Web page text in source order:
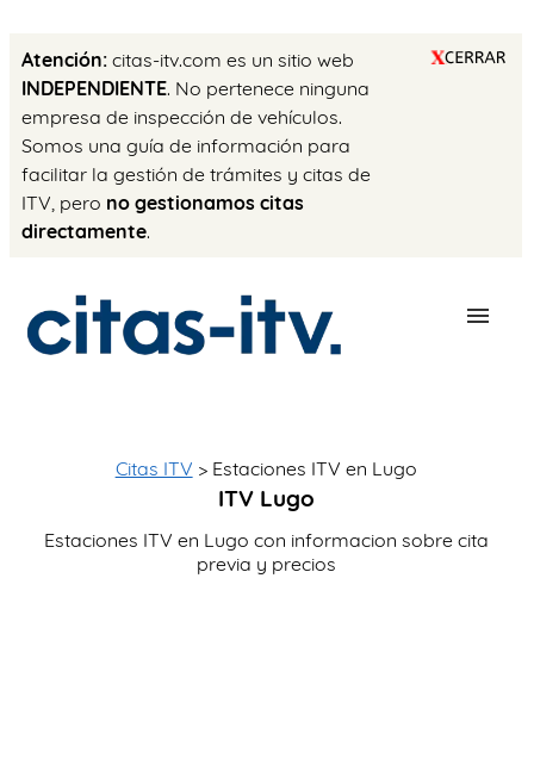
Atención: citas-itv.com es un sitio web
INDEPENDIENTE. No pertenece ninguna
empresa de inspección de vehículos.
Somos una guía de información para
facilitar la gestión de trámites y citas de
ITV, pero no gestionamos citas
directamente.
AYUDA
Citas ITV > Estaciones ITV en Lugo
ITV Lugo
Estaciones ITV en Lugo con informacion sobre cita
previa y precios